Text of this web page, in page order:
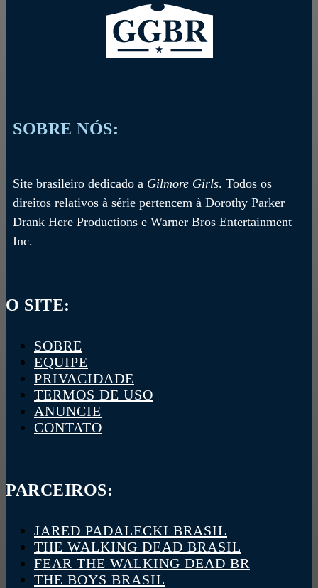
SOBRE NÓS:
Site brasileiro dedicado a Gilmore Girls. Todos os
direitos relativos à série pertencem à Dorothy Parker
Drank Here Productions e Warner Bros Entertainment
Inc.
O SITE:
SOBRE
EQUIPE
PRIVACIDADE
TERMOS DE USO
ANUNCIE
CONTATO
PARCEIROS:
JARED PADALECKI BRASIL
THE WALKING DEAD BRASIL
FEAR THE WALKING DEAD BR
THE BOYS BRASIL